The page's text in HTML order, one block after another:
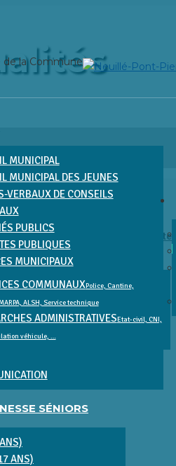
de la Commune
MUNICIPAL
MUNICIPAL DES JEUNES
VERBAUX DE CONSEILS
PUBLICS
PUBLIQUES
MUNICIPAUX
COMMUNAUXPolice, Cantine,
ALSH, Service technique
ADMINISTRATIVESEtat-civil, CNI,
véhicule, …
SÉNIORS
ANS)
Associations